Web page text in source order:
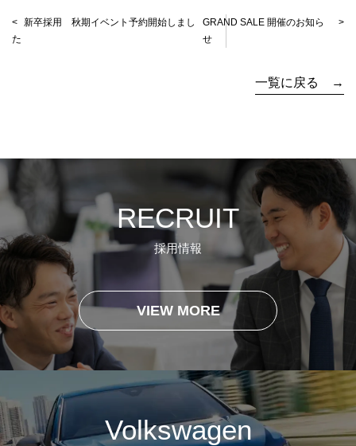
新卒採用 秋期イベント予約開始しまし
た
GRAND SALE 開催のお知ら
せ
一覧に戻る →
RECRUIT
採用情報
VIEW MORE
Volkswagen